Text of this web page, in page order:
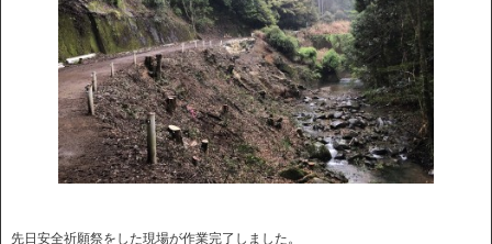
先日安全祈願祭をした現場が作業完了しました。